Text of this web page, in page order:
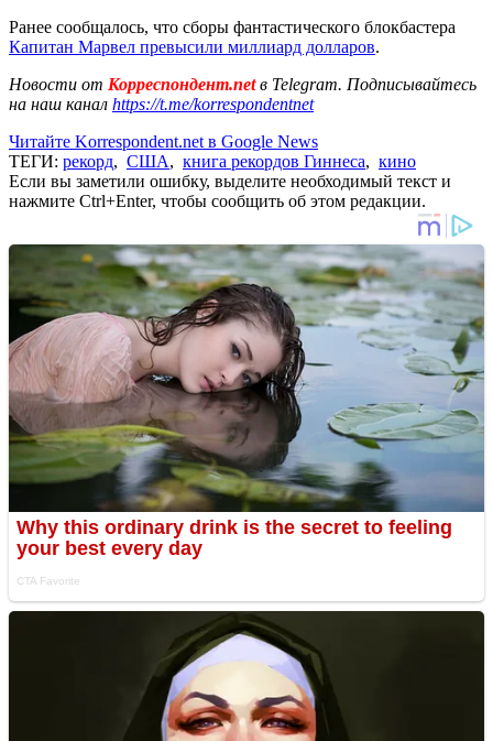
Ранее сообщалось, что сборы фантастического блокбастера
Капитан Марвел превысили миллиард долларов.
Новости от Корреспондент.netв Telegram. Подписывайтесь
на наш канал https://t.me/korrespondentnet
Читайте Korrespondent.net в Google News
ТЕГИ: рекорд, США, книга рекордов Гиннеса, кино
Если вы заметили ошибку, выделите необходимый текст и
нажмите Ctrl+Enter, чтобы сообщить об этом редакции.